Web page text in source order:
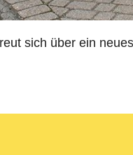
sich über ein